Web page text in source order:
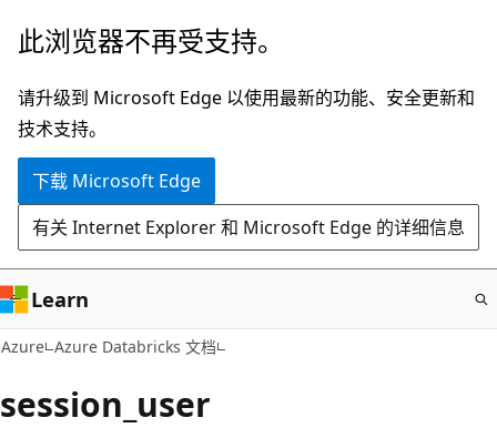
跳
主
要
内
此浏览器不再受支持。
请升级到 Microsoft Edge 以使用最新的功能、安全更新和
技术支持。
下载 Microsoft Edge
有关 Internet Explorer 和 Microsoft Edge 的详细信息
Learn
Azure Azure Databricks 文档
session_user